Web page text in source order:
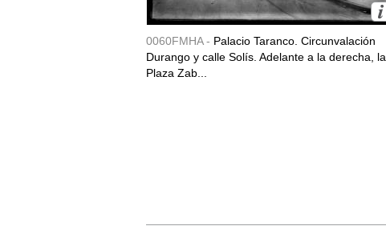
0060FMHA - Palacio Taranco. Circunvalación
Durango y calle Solís. Adelante a la derecha, la
Plaza Zab...